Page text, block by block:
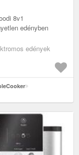
8v1
edényben
edények